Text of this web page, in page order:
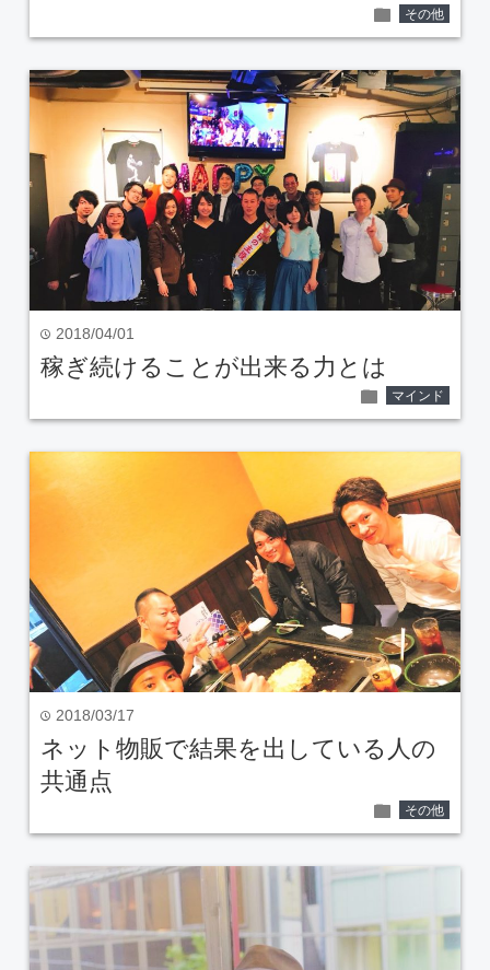
folder その他
time 2018/04/01
稼ぎ続けることが出来る力とは
folder マインド
time 2018/03/17
ネット物販で結果を出している人の
共通点
folder その他